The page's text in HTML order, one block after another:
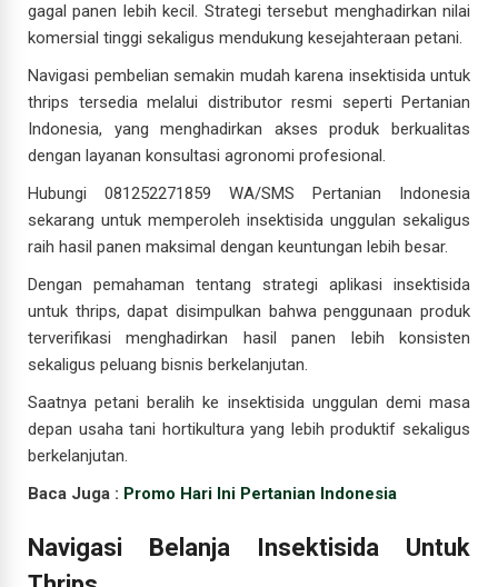
gagal panen lebih kecil. Strategi tersebut menghadirkan nilai
komersial tinggi sekaligus mendukung kesejahteraan petani.
Navigasi pembelian semakin mudah karena insektisida untuk
thrips tersedia melalui distributor resmi seperti Pertanian
Indonesia, yang menghadirkan akses produk berkualitas
dengan layanan konsultasi agronomi profesional.
Hubungi 081252271859 WA/SMS Pertanian Indonesia
sekarang untuk memperoleh insektisida unggulan sekaligus
raih hasil panen maksimal dengan keuntungan lebih besar.
Dengan pemahaman tentang strategi aplikasi insektisida
untuk thrips, dapat disimpulkan bahwa penggunaan produk
terverifikasi menghadirkan hasil panen lebih konsisten
sekaligus peluang bisnis berkelanjutan.
Saatnya petani beralih ke insektisida unggulan demi masa
depan usaha tani hortikultura yang lebih produktif sekaligus
berkelanjutan.
Baca Juga : Promo Hari Ini Pertanian Indonesia
Navigasi Belanja Insektisida Untuk